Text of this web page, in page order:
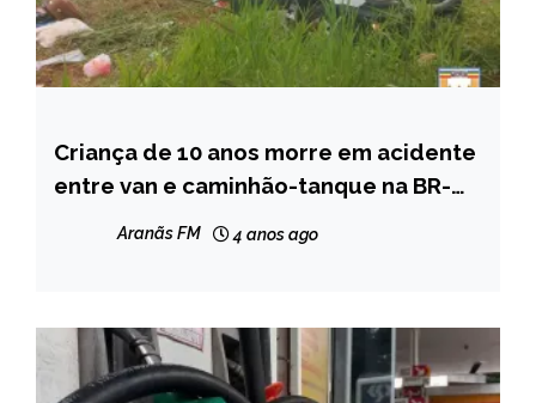
CAPELINHA
MINAS
Criança de 10 anos morre em acidente
entre van e caminhão-tanque na BR-
Aranãs FM 4 anos ago